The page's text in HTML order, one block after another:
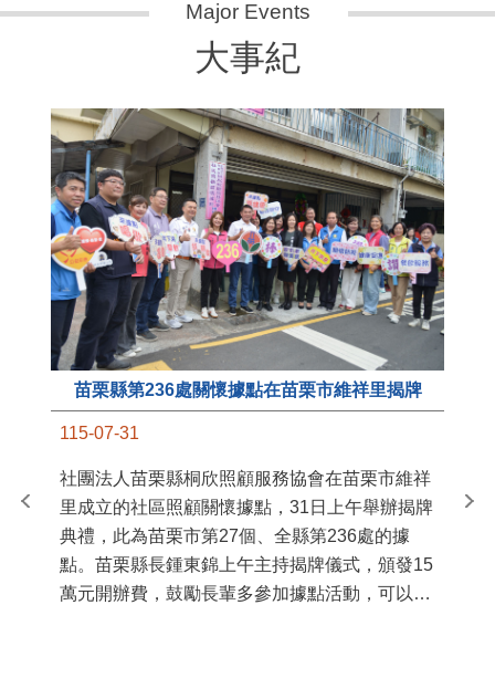
大事紀
苗栗縣第236處關懷據點在苗栗市維祥里揭牌
115-07-31
社團法人苗栗縣桐欣照顧服務協會在苗栗市維祥
里成立的社區照顧關懷據點，31日上午舉辦揭牌
典禮，此為苗栗市第27個、全縣第236處的據
點。苗栗縣長鍾東錦上午主持揭牌儀式，頒發15
萬元開辦費，鼓勵長輩多參加據點活動，可以更
苗